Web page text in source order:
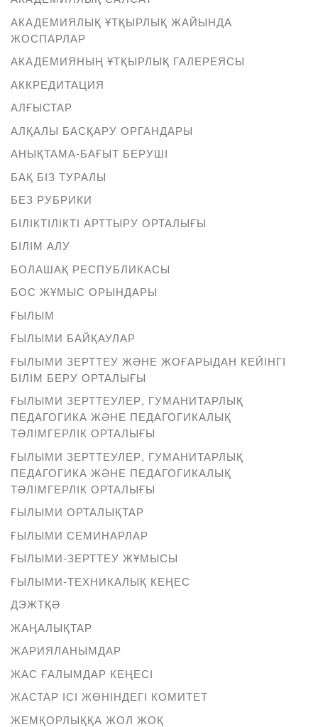
АКАДЕМИЯЛЫҚ ҰТҚЫРЛЫҚ ЖАЙЫНДА
ЖОСПАРЛАР
АКАДЕМИЯНЫҢ ҰТҚЫРЛЫҚ ГАЛЕРЕЯСЫ
АККРЕДИТАЦИЯ
АЛҒЫСТАР
АЛҚАЛЫ БАСҚАРУ ОРГАНДАРЫ
АНЫҚТАМА-БАҒЫТ БЕРУШІ
БАҚ БІЗ ТУРАЛЫ
БЕЗ РУБРИКИ
БІЛІКТІЛІКТІ АРТТЫРУ ОРТАЛЫҒЫ
БІЛІМ АЛУ
БОЛАШАҚ РЕСПУБЛИКАСЫ
БОС ЖҰМЫС ОРЫНДАРЫ
ҒЫЛЫМ
ҒЫЛЫМИ БАЙҚАУЛАР
ҒЫЛЫМИ ЗЕРТТЕУ ЖӘНЕ ЖОҒАРЫДАН КЕЙІНГІ
БІЛІМ БЕРУ ОРТАЛЫҒЫ
ҒЫЛЫМИ ЗЕРТТЕУЛЕР, ГУМАНИТАРЛЫҚ
ПЕДАГОГИКА ЖӘНЕ ПЕДАГОГИКАЛЫҚ
ТӘЛІМГЕРЛІК ОРТАЛЫҒЫ
ҒЫЛЫМИ ЗЕРТТЕУЛЕР, ГУМАНИТАРЛЫҚ
ПЕДАГОГИКА ЖӘНЕ ПЕДАГОГИКАЛЫҚ
ТӘЛІМГЕРЛІК ОРТАЛЫҒЫ
ҒЫЛЫМИ ОРТАЛЫҚТАР
ҒЫЛЫМИ СЕМИНАРЛАР
ҒЫЛЫМИ-ЗЕРТТЕУ ЖҰМЫСЫ
ҒЫЛЫМИ-ТЕХНИКАЛЫҚ КЕҢЕС
ДЭЖТҚӘ
ЖАҢАЛЫҚТАР
ЖАРИЯЛАНЫМДАР
ЖАС ҒАЛЫМДАР КЕҢЕСІ
ЖАСТАР ІСІ ЖӨНІНДЕГІ КОМИТЕТ
ЖЕМҚОРЛЫҚҚА ЖОЛ ЖОҚ